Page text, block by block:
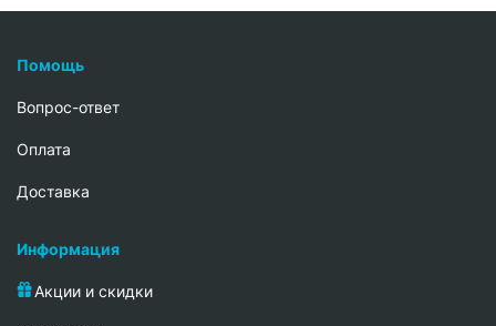
Помощь
Вопрос-ответ
Oплата
Доставка
Информация
Акции и скидки